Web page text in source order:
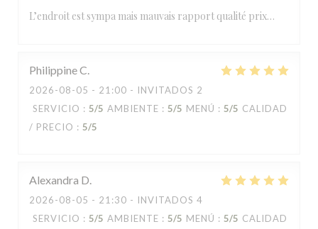
L’endroit est sympa mais mauvais rapport qualité prix…
PhilippineC
2026-08-05 - 21:00 - INVITADOS 2
SERVICIO : 5/5 AMBIENTE : 5/5 MENÚ : 5/5 CALIDAD
/ PRECIO : 5/5
Alexandra D
2026-08-05 - 21:30 - INVITADOS 4
SERVICIO : 5/5 AMBIENTE : 5/5 MENÚ : 5/5 CALIDAD